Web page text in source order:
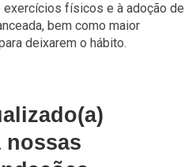
físicos e à adoção de
bem como maior
deixarem o hábito.
nossas